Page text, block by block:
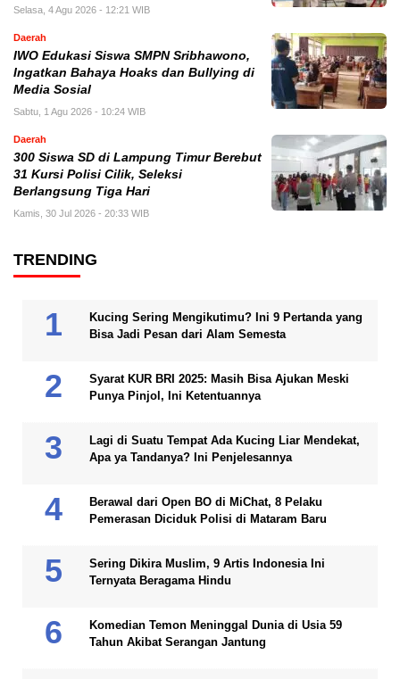
Selasa, 4 Agu 2026 - 12:21 WIB
Daerah
IWO Edukasi Siswa SMPN Sribhawono,
Ingatkan Bahaya Hoaks dan Bullying di
Media Sosial
Sabtu, 1 Agu 2026 - 10:24 WIB
Daerah
300 Siswa SD di Lampung Timur Berebut
31 Kursi Polisi Cilik, Seleksi
Berlangsung Tiga Hari
Kamis, 30 Jul 2026 - 20:33 WIB
TRENDING
Kucing Sering Mengikutimu? Ini 9 Pertanda yang
Bisa Jadi Pesan dari Alam Semesta
Syarat KUR BRI 2025: Masih Bisa Ajukan Meski
Punya Pinjol, Ini Ketentuannya
Lagi di Suatu Tempat Ada Kucing Liar Mendekat,
Apa ya Tandanya? Ini Penjelesannya
Berawal dari Open BO di MiChat, 8 Pelaku
Pemerasan Diciduk Polisi di Mataram Baru
Sering Dikira Muslim, 9 Artis Indonesia Ini
Ternyata Beragama Hindu
Komedian Temon Meninggal Dunia di Usia 59
Tahun Akibat Serangan Jantung